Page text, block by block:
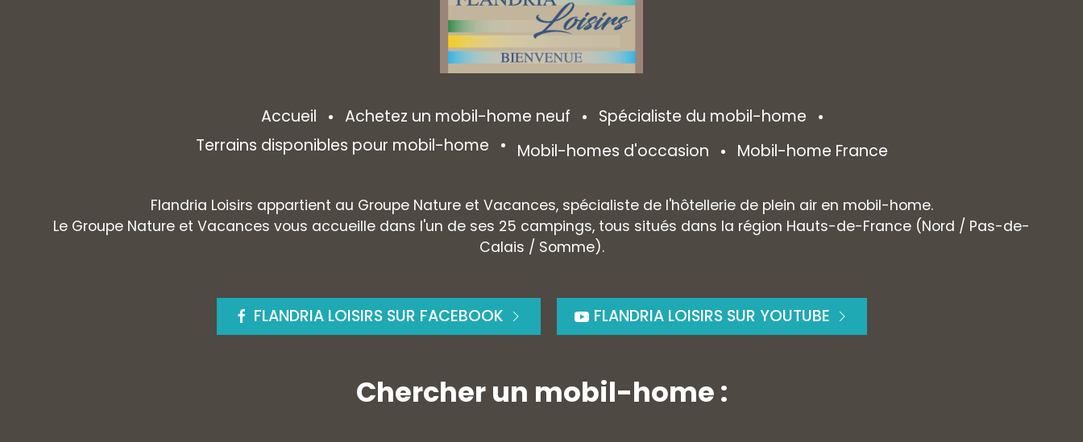
Accueil Achetez un mobil-home neuf
Spécialiste du mobil-home
Terrains disponibles pour mobil-home
Mobil-homes d'occasion Mobil-home France
Flandria Loisirs appartient au Groupe Nature et Vacances, spécialiste de l'hôtellerie de plein air en mobil-home.
Le Groupe Nature et Vacances vous accueille dans l'un de ses 25 campings, tous situés dans la région Hauts-de-France (Nord / Pas-de-
Calais / Somme).
FLANDRIA LOISIRS SUR FACEBOOK FLANDRIA LOISIRS SUR YOUTUBE
Chercher un mobil-home :